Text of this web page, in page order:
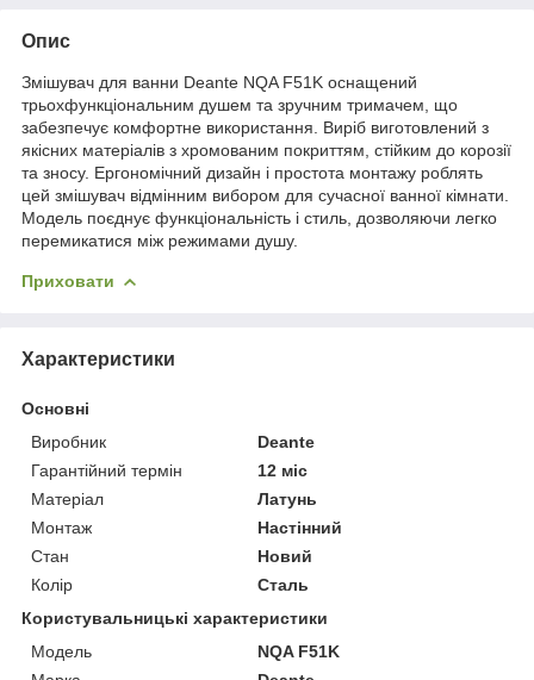
Опис
Змішувач для ванни Deante NQA F51K оснащений
трьохфункціональним душем та зручним тримачем, що
забезпечує комфортне використання. Виріб виготовлений з
якісних матеріалів з хромованим покриттям, стійким до корозії
та зносу. Ергономічний дизайн і простота монтажу роблять
цей змішувач відмінним вибором для сучасної ванної кімнати.
Модель поєднує функціональність і стиль, дозволяючи легко
перемикатися між режимами душу.
Приховати
Характеристики
Основні
Виробник
Deante
Гарантійний термін
12 міс
Матеріал
Латунь
Монтаж
Настінний
Стан
Новий
Колір
Сталь
Користувальницькі характеристики
Мoдель
NQA F51K